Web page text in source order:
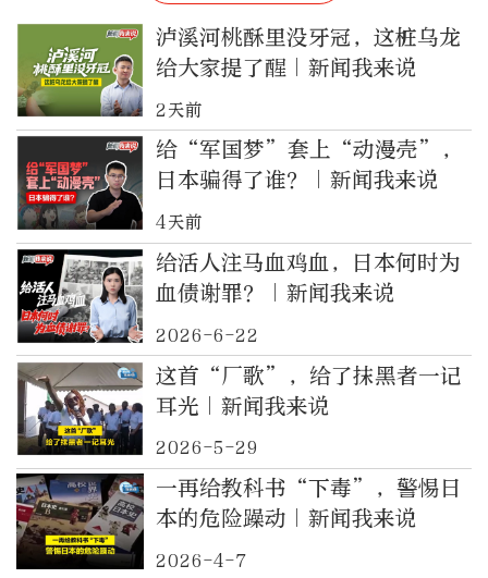
泸溪河桃酥里没牙冠，这桩乌龙
给大家提了醒｜新闻我来说
2天前
给“军国梦”套上“动漫壳”，
日本骗得了谁？｜新闻我来说
4天前
给活人注马血鸡血，日本何时为
血债谢罪？｜新闻我来说
2026-6-22
这首“厂歌”，给了抹黑者一记
耳光｜新闻我来说
2026-5-29
一再给教科书“下毒”，警惕日
本的危险躁动｜新闻我来说
2026-4-7